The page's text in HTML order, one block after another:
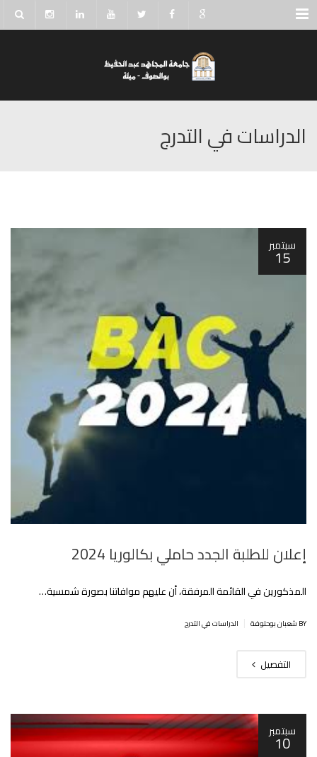
Menu
الدراسات في التدرج
سبتمبر
15
إعلان للطلبة الجدد حاملي بكالوريا 2024
المذكورين في القائمة المرفقة، أن عليهم موافاتنا بصورة شمسية…
BY شعبان بوحلوفة الدراسات في التدرج
التفصيل
سبتمبر
10